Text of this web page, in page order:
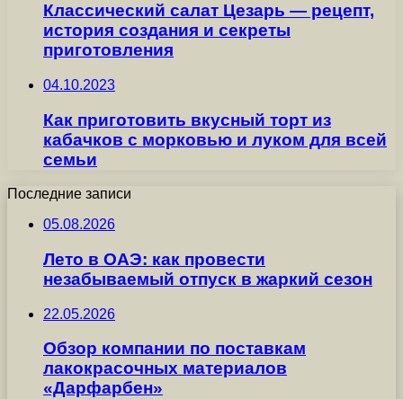
Классический салат Цезарь — рецепт,
история создания и секреты
приготовления
04.10.2023
Как приготовить вкусный торт из
кабачков с морковью и луком для всей
семьи
Последние записи
05.08.2026
Лето в ОАЭ: как провести
незабываемый отпуск в жаркий сезон
22.05.2026
Обзор компании по поставкам
лакокрасочных материалов
«Дарфарбен»